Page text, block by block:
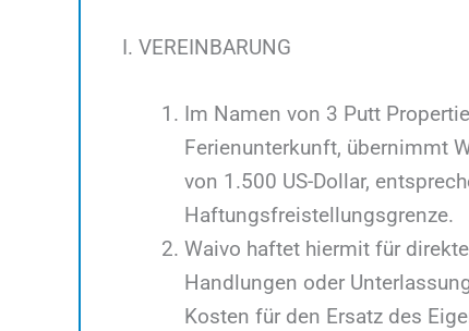
I. VEREINBARUNG
Im Namen von 3 Putt
Ferienunterkunft, übernimmt
von 1.500 US-Dollar,
Haftungsfreistellungsgrenze.
Waivo haftet hiermit für
Handlungen oder
Kosten für den Ersatz des